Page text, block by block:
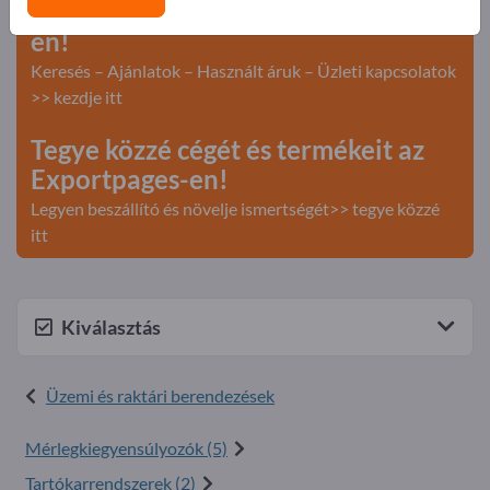
Hirdessen ingyen az Exportpages-
en!
Keresés – Ajánlatok – Használt áruk – Üzleti kapcsolatok
>> kezdje itt
Tegye közzé cégét és termékeit az
Exportpages-en!
Legyen beszállító és növelje ismertségét>> tegye közzé
itt
Kiválasztás
Üzemi és raktári berendezések
Mérlegkiegyensúlyozók (5)
Tartókarrendszerek (2)